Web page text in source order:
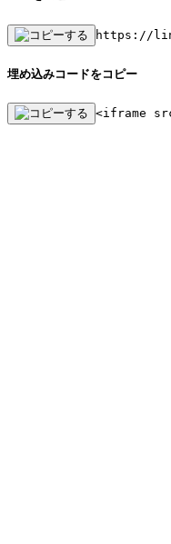
https://
埋め込みコードをコピー
<iframe